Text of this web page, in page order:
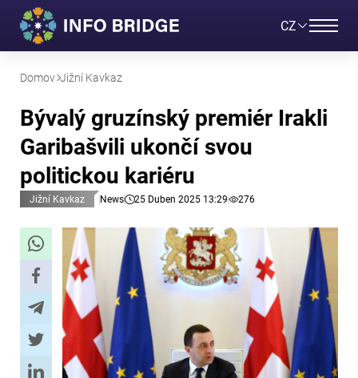
CZ
Domov Jižní Kavkaz
Bývalý gruzínský premiér Irakli
Garibašvili ukončí svou
politickou kariéru
Jižní Kavkaz News 25 Duben 2025 13:29 276